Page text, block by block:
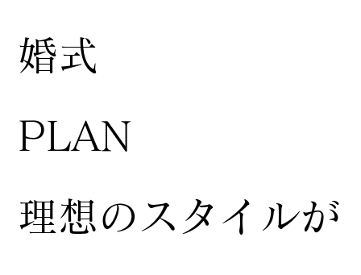
婚式
​PLAN
​理想のスタイルが